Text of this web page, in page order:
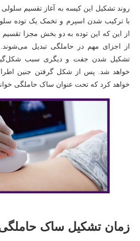
روند تشکیل این کیسه به آغاز تقسیم سلولی
با ترکیب شدن اسپرم و تخمک یک توده
از این که این توده به دو بخش مجزا
از اجزای مهم در حاملگی تبدیل
تشکیل شدن جفت و دیگری سبب
خواهد شد. پس از شکل گرفتن جنین
خواهد کرد که تحت عنوان ساک حاملگی
زمان تشکیل ساک